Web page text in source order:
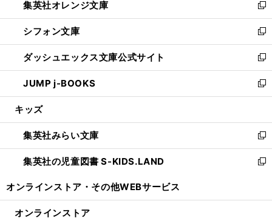
く
で
開
く
ド
ウ
で
開
く
い
ウ
ィ
ン
ド
ウ
で
開
集英社オレンジ文庫
新
し
い
ウ
ィ
ン
ド
ウ
開
く
シフォン文庫
新
し
い
ウ
ィ
ン
ウ
で
開
く
ダッシュエックス文庫公式サイト
新
し
い
ウ
ン
ド
ウ
で
JUMP j-BOOKS
新
し
ウ
ィ
ン
ド
開
キッズ
集英社みらい文庫
新
し
い
ン
集英社の児童図書 S-KIDS.LAND
新
ウ
オンラインストア・ その他WEBサービス
オンラインストア